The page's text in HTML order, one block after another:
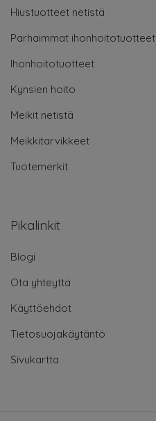
Hiustuotteet netistä
Parhaimmat ihonhoitotuotteet
Ihonhoitotuotteet
Kynsien hoito
Meikit netistä
Meikkitarvikkeet
Tuotemerkit
Pikalinkit
Blogi
Ota yhteyttä
Käyttöehdot
Tietosuojakäytäntö
Sivukartta